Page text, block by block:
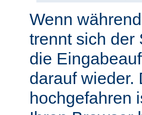
Wenn
trennt sich der
die
darauf wieder.
hochgefahren